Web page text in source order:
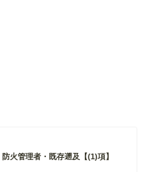
火管理者・既存遡及【(1)項】